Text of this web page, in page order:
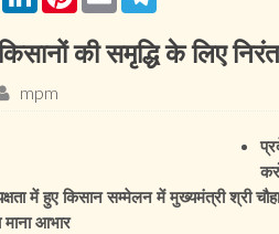
की समृद्धि के लिए
mpm
में हुए किसान सम्मेलन में मुख्यमंत्री श्री
माना आभार